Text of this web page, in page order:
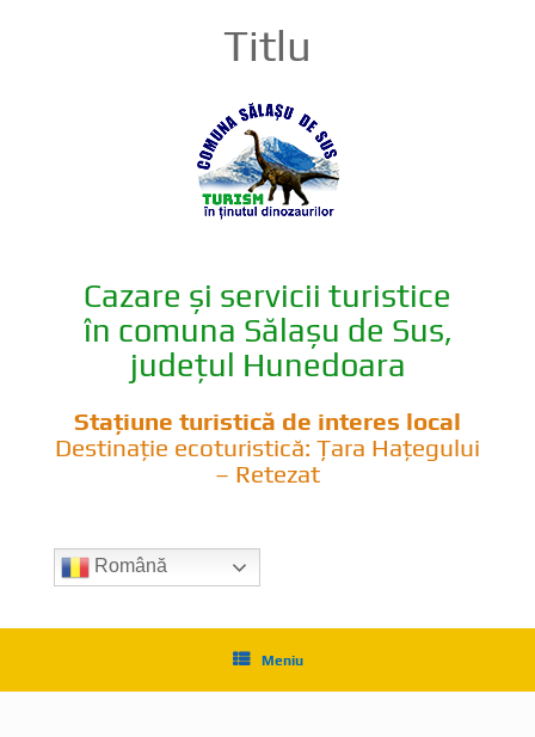
Titlu
Cazare și servicii turistice
în comuna Sălașu de Sus,
județul Hunedoara
Stațiune turistică de interes local
Destinație ecoturistică: Țara Hațegului
– Retezat
Română
Meniu